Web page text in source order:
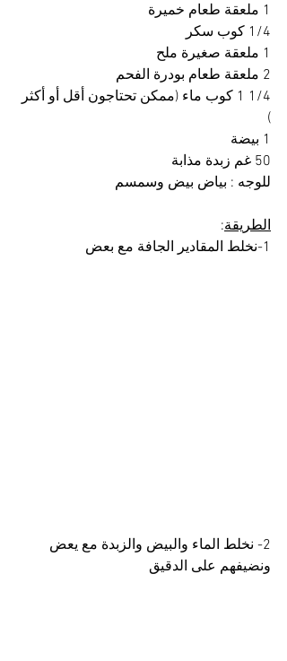
1 ملعقة طعام خميرة
1/4 كوب سكر
1 ملعقة صغيرة ملح
2 ملعقة طعام بودرة الفحم
1/4 1 كوب ماء (ممكن تحتاجون أقل أو أكثر
)
1 بيضة
50 غم زبدة مذابة
للوجه : بياض بيض وسمسم
الطريقة:
1-نخلط المقادير الجافة مع بعض
2- نخلط الماء والبيض والزبدة مع يعض
ونضيفهم على الدقيق